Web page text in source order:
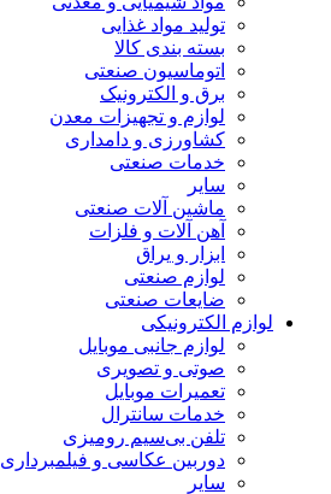
تولید مواد غذایی
بسته بندی کالا
اتوماسیون صنعتی
برق و الکترونیک
لوازم و تجهیزات معدن
کشاورزی و دامداری
خدمات صنعتی
سایر
ماشین آلات صنعتی
آهن آلات و فلزات
ابزار و یراق
لوازم صنعتی
ضایعات صنعتی
لوازم الکترونیکی
لوازم جانبی موبایل
صوتی و تصویری
تعمیرات موبایل
خدمات سانترال
تلفن بی‌سیم رومیزی
دوربین عکاسی و فیلمبرداری
سایر